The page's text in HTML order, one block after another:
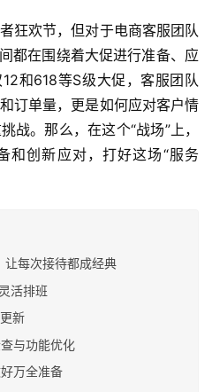
狂欢节，但对于电商客服团队
都在围绕着大促进行准备、应
和618等S级大促，客服团队
订单量，更是如何应对客户情
战。那么，在这个“战场”上，
和创新应对，打好这场“服务
让每次接待都成经典
活排班
新
与功能优化
万全准备